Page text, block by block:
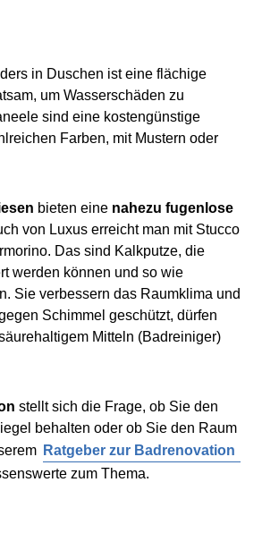
in Duschen ist eine flächige
um Wasserschäden zu
sind eine kostengünstige
Farben, mit Mustern oder
bieten eine nahezu fugenlose
von Luxus erreicht man mit Stucco
Das sind Kalkputze, die
werden können und so wie
Sie verbessern das Raumklima und
Schimmel geschützt, dürfen
Mitteln (Badreiniger)
stellt sich die Frage, ob Sie den
behalten oder ob Sie den Raum
Ratgeber zur Badrenovation
zum Thema.